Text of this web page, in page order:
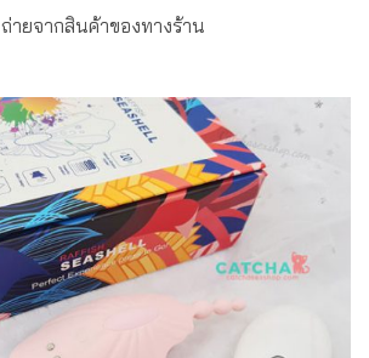
ถ่ายจากสินค้าของทางร้าน